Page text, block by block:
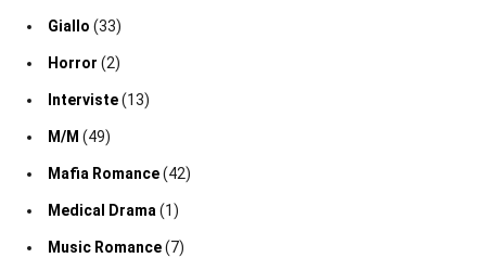
Giallo (33)
Horror (2)
Interviste(13)
M/M (49)
Mafia Romance(42)
Medical Drama(1)
Music Romance(7)